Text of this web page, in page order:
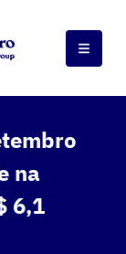
na
6,1